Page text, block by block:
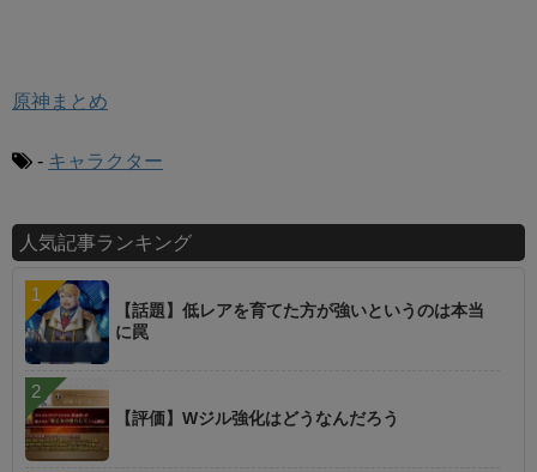
原神まとめ
- キャラクター
人気記事ランキング
【話題】低レアを育てた方が強いというのは本当
に罠
【評価】Wジル強化はどうなんだろう